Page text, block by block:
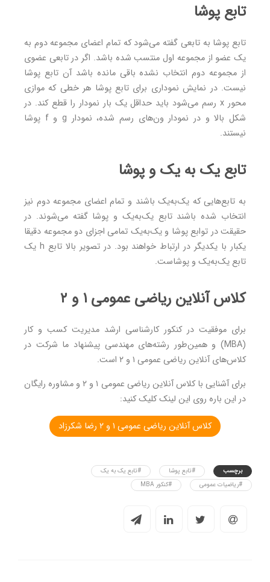
تابع پوشا
تابع پوشا به تابعی گفته می‌شود که تمام اعضای مجموعه دوم به
یک عضو از مجموعه اول منتسب شده باشد. اگر در تابعی عضوی
از مجموعه دوم انتخاب نشده باقی مانده باشد آن تابع پوشا
نیست. در نمایش نموداری برای تابع پوشا هر خطی که موازی
محور x رسم می‌شود باید حداقل یک بار نمودار را قطع کند. در
شکل بالا و در نمودار ون‌های رسم شده، نمودار g و f پوشا
نیستند.
تابع یک به یک و پوشا
به تابع‌هایی که یک‌به‌یک باشند و تمام اعضای مجموعه دوم نیز
انتخاب شده باشند تابع یک‌به‌یک و پوشا گفته می‌شوند. در
حقیقت در توابع پوشا و یک‌به‌یک تمامی اجزای دو مجموعه دقیقا
یکبار با یکدیگر در ارتباط خواهند بود. در تصویر بالا تابع h یک
تابع یک‌به‌یک و پوشاست.
کلاس آنلاین ریاضی عمومی ۱ و ۲
برای موفقیت در کنکور کارشناسی ارشد مدیریت کسب و کار
(MBA) و همین‌طور رشته‌های مهندسی پیشنهاد ما شرکت در
کلاس‌های آنلاین ریاضی عمومی ۱ و ۲ است.
برای آشنایی با کلاس آنلاین ریاضی عمومی ۱ و ۲ و مشاوره رایگان
در این باره روی این لینک کلیک کنید:
کلاس آنلاین ریاضی عمومی ۱ و ۲ رضا شکرزاد
برچسب #تابع پوشا
#تابع یک به یک
#ریاضیات عمومی
#کنکور MBA